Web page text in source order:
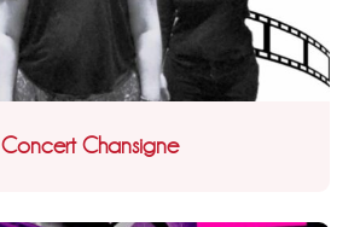
Concert Chansigne